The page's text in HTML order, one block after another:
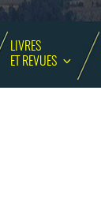
LIVRES
ET REVUES